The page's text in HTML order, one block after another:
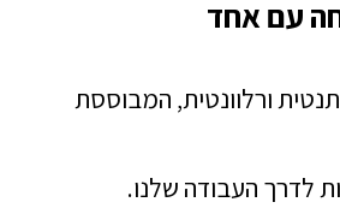
עם אחד
ורלוונטית, המבוססת
לדרך העבודה שלנו.